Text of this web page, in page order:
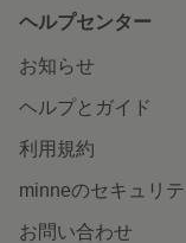
ヘルプセンター
お知らせ
ヘルプとガイド
利用規約
minneのセキュリテ
お問い合わせ